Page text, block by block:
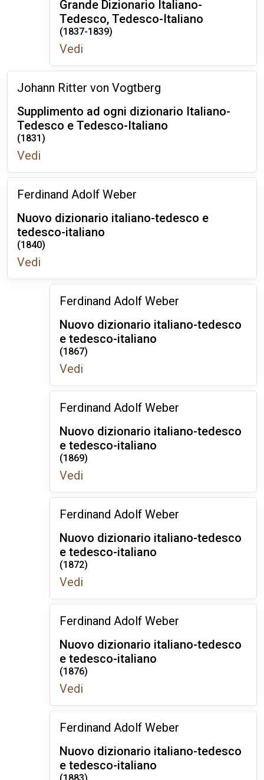
Grande Dizionario Italiano-
Tedesco, Tedesco-Italiano
(1837-1839)
Vedi
Johann Ritter von Vogtberg
Supplimento ad ogni dizionario Italiano-
Tedesco e Tedesco-Italiano
(1831)
Vedi
Ferdinand Adolf Weber
Nuovo dizionario italiano-tedesco e
tedesco-italiano
(1840)
Vedi
Ferdinand Adolf Weber
Nuovo dizionario italiano-tedesco
e tedesco-italiano
(1867)
Vedi
Ferdinand Adolf Weber
Nuovo dizionario italiano-tedesco
e tedesco-italiano
(1869)
Vedi
Ferdinand Adolf Weber
Nuovo dizionario italiano-tedesco
e tedesco-italiano
(1872)
Vedi
Ferdinand Adolf Weber
Nuovo dizionario italiano-tedesco
e tedesco-italiano
(1876)
Vedi
Ferdinand Adolf Weber
Nuovo dizionario italiano-tedesco
e tedesco-italiano